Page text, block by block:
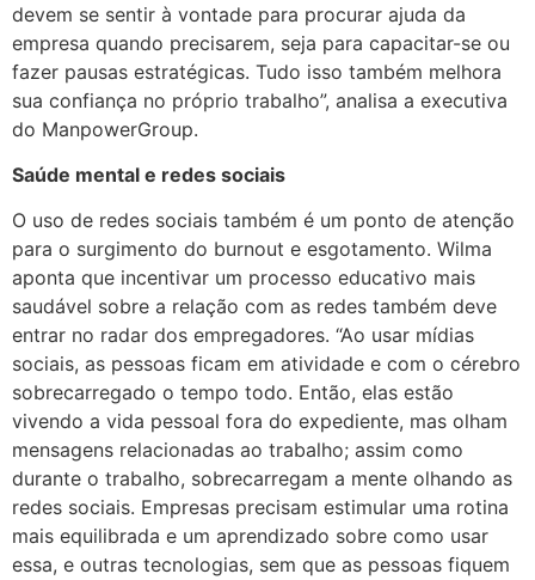
devem se sentir à vontade para procurar ajuda da
empresa quando precisarem, seja para capacitar-se ou
fazer pausas estratégicas. Tudo isso também melhora
sua confiança no próprio trabalho”, analisa a executiva
do ManpowerGroup.
Saúde mental e redes sociais
O uso de redes sociais também é um ponto de atenção
para o surgimento do burnout e esgotamento. Wilma
aponta que incentivar um processo educativo mais
saudável sobre a relação com as redes também deve
entrar no radar dos empregadores. “Ao usar mídias
sociais, as pessoas ficam em atividade e com o cérebro
sobrecarregado o tempo todo. Então, elas estão
vivendo a vida pessoal fora do expediente, mas olham
mensagens relacionadas ao trabalho; assim como
durante o trabalho, sobrecarregam a mente olhando as
redes sociais. Empresas precisam estimular uma rotina
mais equilibrada e um aprendizado sobre como usar
essa, e outras tecnologias, sem que as pessoas fiquem